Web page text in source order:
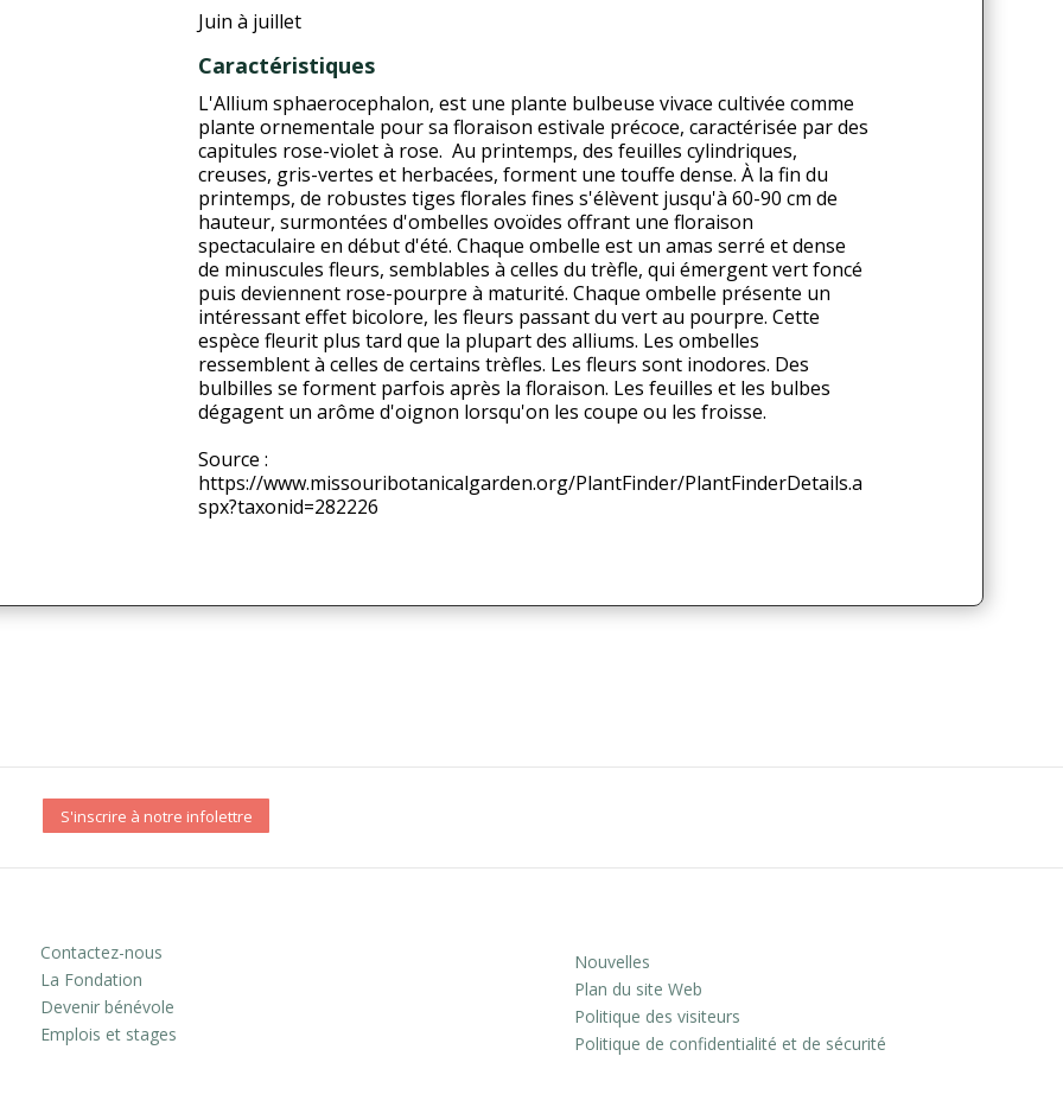
Juin à juillet
Caractéristiques
L'Allium sphaerocephalon, est une plante bulbeuse vivace cultivée comme
plante ornementale pour sa floraison estivale précoce, caractérisée par des
capitules rose-violet à rose. Au printemps, des feuilles cylindriques,
creuses, gris-vertes et herbacées, forment une touffe dense. À la fin du
printemps, de robustes tiges florales fines s'élèvent jusqu'à 60-90 cm de
hauteur, surmontées d'ombelles ovoïdes offrant une floraison
spectaculaire en début d'été. Chaque ombelle est un amas serré et dense
de minuscules fleurs, semblables à celles du trèfle, qui émergent vert foncé
puis deviennent rose-pourpre à maturité. Chaque ombelle présente un
intéressant effet bicolore, les fleurs passant du vert au pourpre. Cette
espèce fleurit plus tard que la plupart des alliums. Les ombelles
ressemblent à celles de certains trèfles. Les fleurs sont inodores. Des
bulbilles se forment parfois après la floraison. Les feuilles et les bulbes
dégagent un arôme d'oignon lorsqu'on les coupe ou les froisse.
Source :
https://www.missouribotanicalgarden.org/PlantFinder/PlantFinderDetails.a
spx?taxonid=282226
S'inscrire à notre infolettre
Contactez-nous
La Fondation
Devenir bénévole
Emplois et stages
Nouvelles
Plan du site Web
Politique des visiteurs
Politique de confidentialité et de sécurité